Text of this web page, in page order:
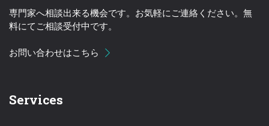
専門家へ相談出来る機会です。お気軽にご連絡ください。無
料にてご相談受付中です。
お問い合わせはこちら
Services